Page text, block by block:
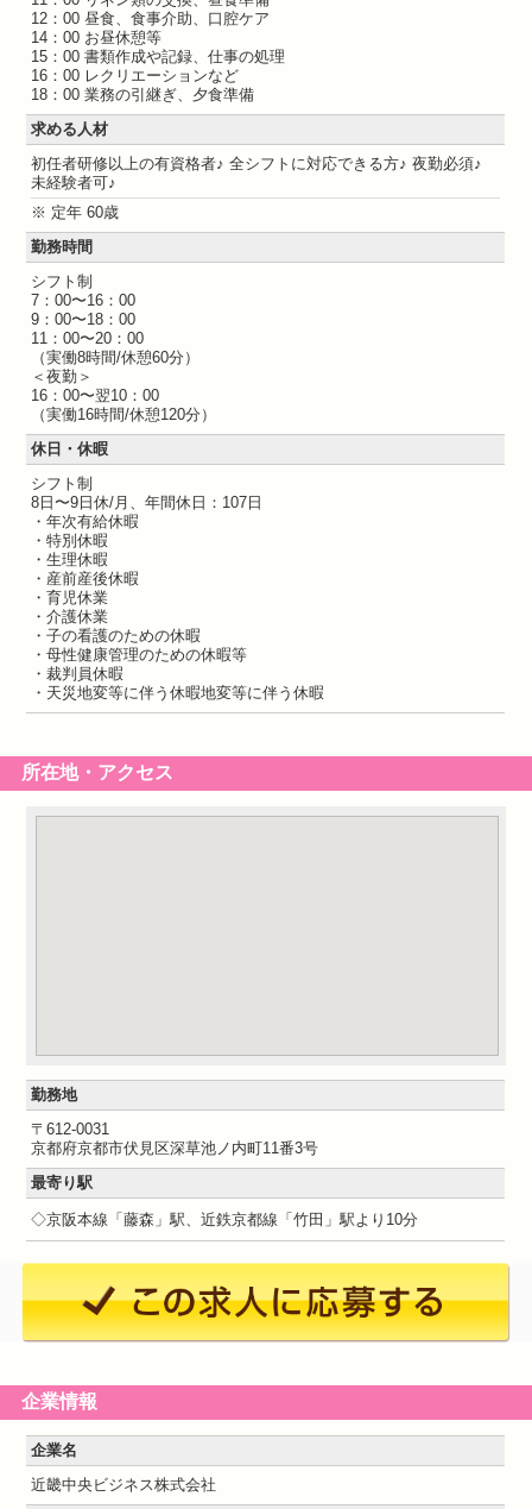
12：00 昼食、食事介助、口腔ケア
14：00 お昼休憩等
15：00 書類作成や記録、仕事の処理
16：00 レクリエーションなど
18：00 業務の引継ぎ、夕食準備
求める人材
初任者研修以上の有資格者♪ 全シフトに対応できる方♪ 夜勤必須♪
未経験者可♪
※ 定年 60歳
勤務時間
シフト制
7：00〜16：00
9：00〜18：00
11：00〜20：00
（実働8時間/休憩60分）
＜夜勤＞
16：00〜翌10：00
（実働16時間/休憩120分）
休日・休暇
シフト制
8日〜9日休/月、年間休日：107日
・年次有給休暇
・特別休暇
・生理休暇
・産前産後休暇
・育児休業
・介護休業
・子の看護のための休暇
・母性健康管理のための休暇等
・裁判員休暇
・天災地変等に伴う休暇地変等に伴う休暇
所在地・アクセス
勤務地
〒612-0031
京都府京都市伏見区深草池ノ内町11番3号
最寄り駅
◇京阪本線「藤森」駅、近鉄京都線「竹田」駅より10分
企業情報
企業名
近畿中央ビジネス株式会社